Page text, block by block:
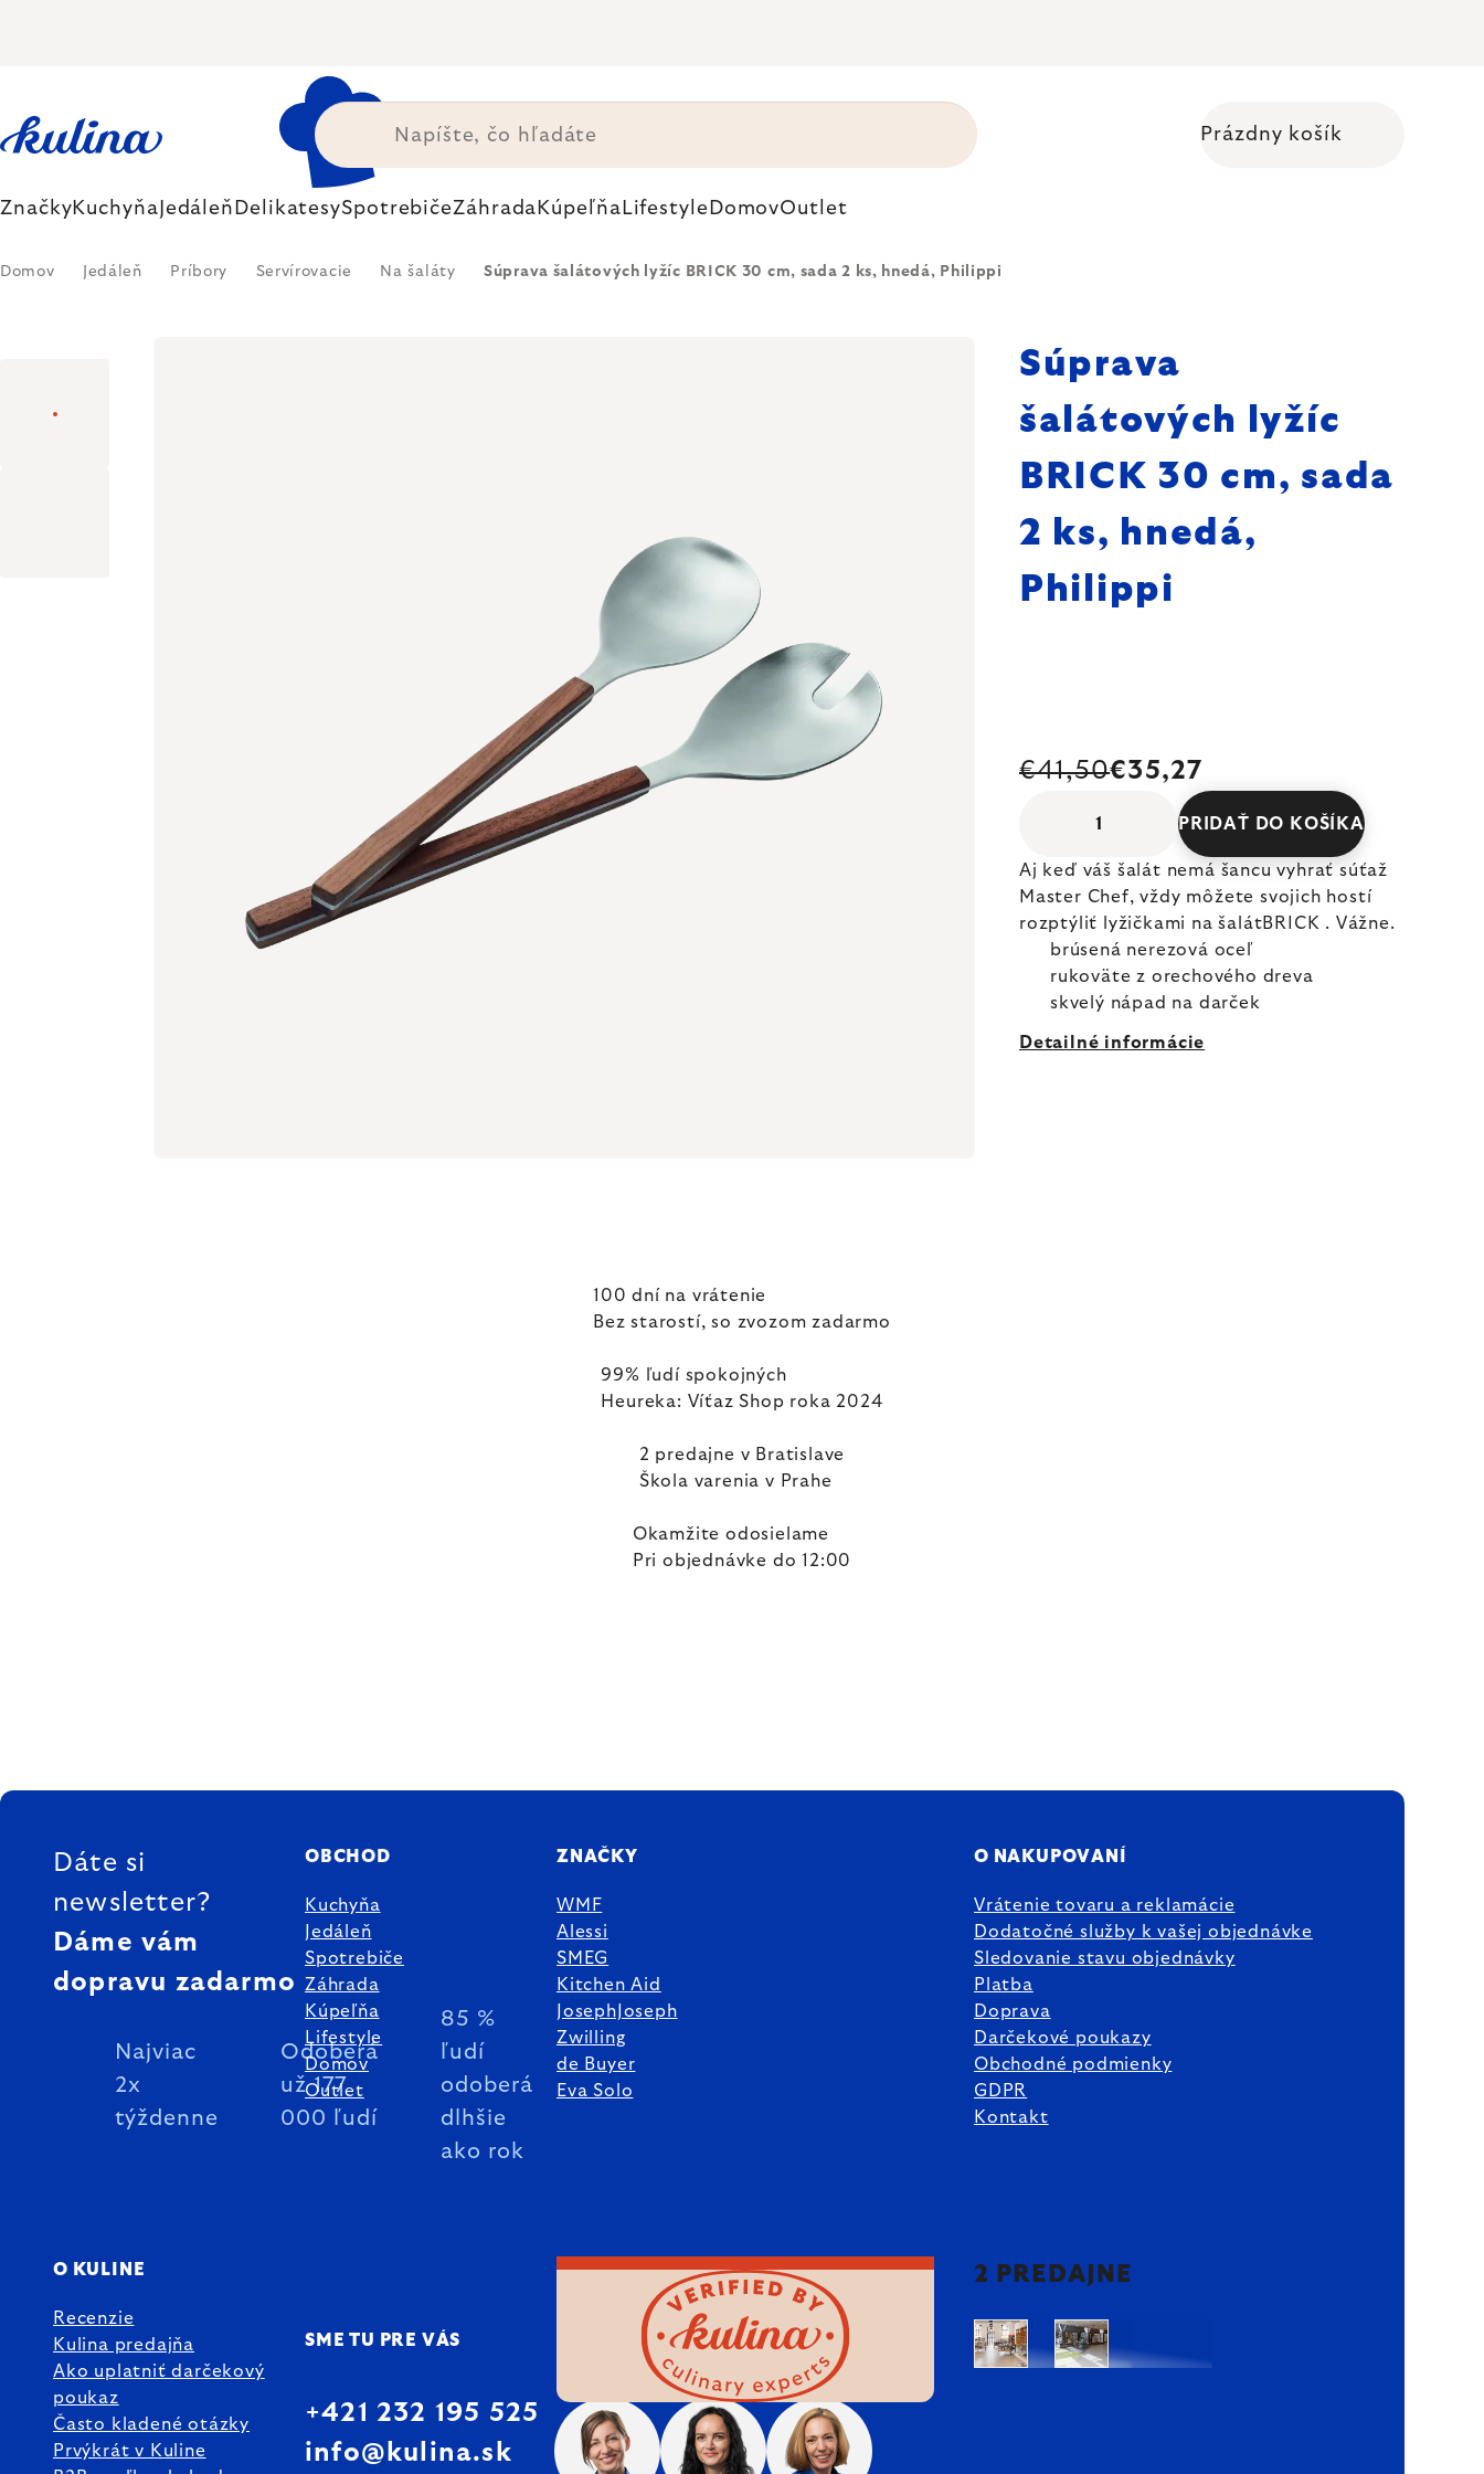
Prázdny košík
ZnačkyKuchyňa Jedáleň DelikatesySpotrebičeZáhrada Kúpeľňa Lifestyle DomovOutlet
Domov Jedáleň Príbory Servírovacie Na šaláty Súprava šalátových lyžíc BRICK 30 cm, sada 2 ks, hnedá, Philippi
Súprava
šalátových lyžíc
BRICK 30 cm, sada
2 ks, hnedá,
Philippi
€41,50€35,27
PRIDAŤ DO KOŠÍKA
Aj keď váš šalát nemá šancu vyhrať súťaž
Master Chef, vždy môžete svojich hostí
rozptýliť lyžičkami na šalátBRICK . Vážne.
brúsená nerezová oceľ
rukoväte z orechového dreva
skvelý nápad na darček
Detailné informácie
100 dní na vrátenie
Bez starostí, so zvozom zadarmo
99% ľudí spokojných
Heureka: Víťaz Shop roka 2024
2 predajne v Bratislave
Škola varenia v Prahe
Okamžite odosielame
Pri objednávke do 12:00
ZÁPÄTIE
Dáte si
newsletter?
Dáme vám
dopravu zadarmo
Najviac
2x
týždenne
Odoberá
už 177
000 ľudí
85 %
ľudí
odoberá
dlhšie
ako rok
OBCHOD
Kuchyňa
Jedáleň
Spotrebiče
Záhrada
Kúpeľňa
Lifestyle
Domov
Outlet
ZNAČKY
WMF
Alessi
SMEG
Kitchen Aid
JosephJoseph
Zwilling
de Buyer
Eva Solo
O NAKUPOVANÍ
Vrátenie tovaru a reklamácie
Dodatočné služby k vašej objednávke
Sledovanie stavu objednávky
Platba
Doprava
Darčekové poukazy
Obchodné podmienky
GDPR
Kontakt
O KULINE
Recenzie
Kulina predajňa
Ako uplatniť darčekový
poukaz
Často kladené otázky
Prvýkrát v Kuline
SME TU PRE VÁS
+421 232 195 525
info@kulina.sk
2 PREDAJNE